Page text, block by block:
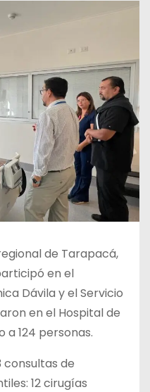
de Tarapacá,
en el
Dávila y el Servicio
en el Hospital de
a 124 personas.
consultas de
12 cirugías